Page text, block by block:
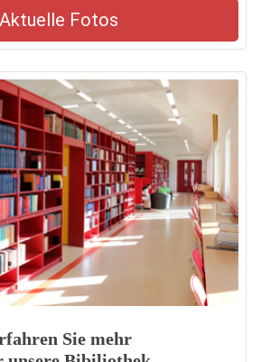
Aktuelle Fotos
Sie mehr